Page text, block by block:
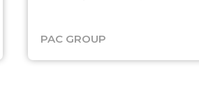
PAC GROUP